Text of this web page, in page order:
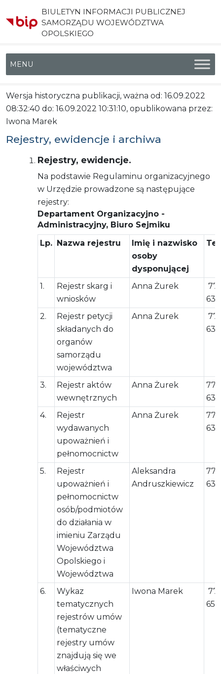
BIULETYN INFORMACJI PUBLICZNEJ
SAMORZĄDU WOJEWÓDZTWA
OPOLSKIEGO
Menu główne
Wersja historyczna publikacji, ważna od: 16.09.2022
08:32:40 do: 16.09.2022 10:31:10, opublikowana przez:
Iwona Marek
Rejestry, ewidencje i archiwa
Rejestry, ewidencje.
Na podstawie Regulaminu organizacyjnego
w Urzędzie prowadzone są następujące
rejestry:
Departament Organizacyjno -
Administracyjny, Biuro Sejmiku
Lp. Nazwa rejestru
Imię i nazwisko
osoby
dysponującej
1.
Rejestr skarg i
wniosków
Anna Żurek
77
63
2.
Rejestr petycji
składanych do
organów
samorządu
województwa
Anna Żurek
77
63
3.
Rejestr aktów
wewnętrznych
Anna Żurek
77
63
4.
Rejestr
wydawanych
upoważnień i
pełnomocnictw
Anna Żurek
77
63
5.
Rejestr
upoważnień i
pełnomocnictw
osób/podmiotów
do działania w
imieniu Zarządu
Województwa
Opolskiego i
Województwa
Aleksandra
Andruszkiewicz
77
63
6.
Wykaz
tematycznych
rejestrów umów
(tematyczne
rejestry umów
znajdują się we
właściwych
Iwona Marek
77
65